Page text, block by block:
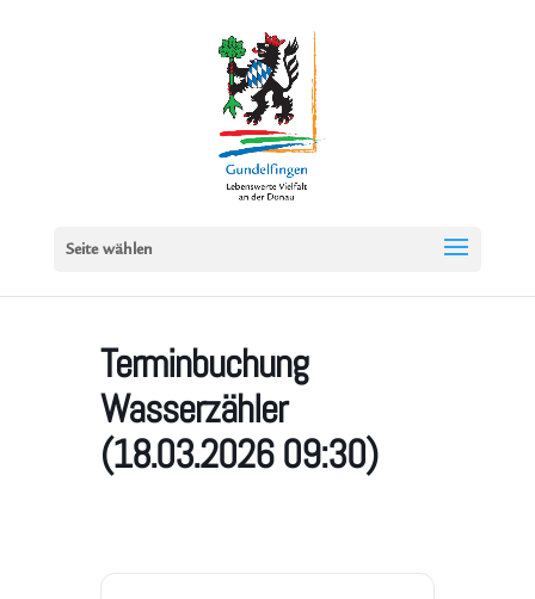
Seite wählen
Terminbuchung
Wasserzähler
(18.03.2026 09:30)